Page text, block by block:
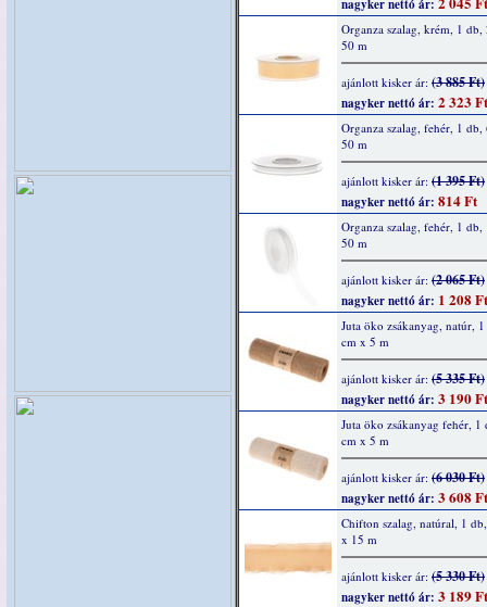
nagyker nettó ár:
Organza szalag, krém, 1
50 m
ajánlott kisker ár: (3 885 Ft)
nagyker nettó ár: 2 323 Ft
Organza szalag, fehér, 1
50 m
ajánlott kisker ár: (1 395 Ft)
nagyker nettó ár: 814 Ft
Organza szalag, fehér, 1
50 m
ajánlott kisker ár: (2 065 Ft)
nagyker nettó ár: 1 208 Ft
Juta öko zsákanyag, natúr,
cm x 5 m
ajánlott kisker ár: (5 335 Ft)
nagyker nettó ár: 3 190 Ft
Juta öko zsákanyag fehér, 1
cm x 5 m
ajánlott kisker ár: (6 030 Ft)
nagyker nettó ár: 3 608 Ft
Chifton szalag, natúral, 1
x 15 m
ajánlott kisker ár: (5 330 Ft)
nagyker nettó ár: 3 189 Ft